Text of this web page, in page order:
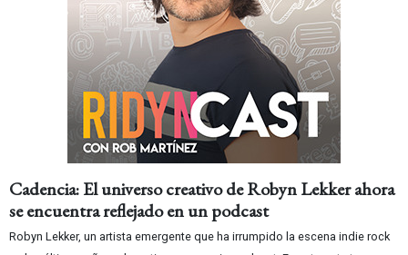
Cadencia: El universo creativo de Robyn Lekker ahora
se encuentra reflejado en un podcast
Robyn Lekker, un artista emergente que ha irrumpido la escena indie rock